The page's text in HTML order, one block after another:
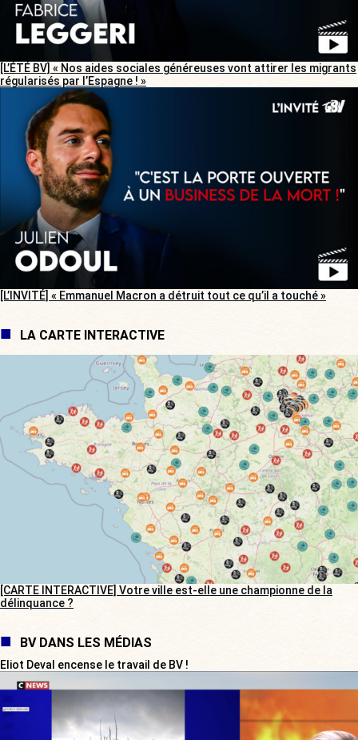
[L’ÉTÉ BV] « Nos aides sociales généreuses vont attirer les migrants
régularisés par l’Espagne ! »
[L’INVITÉ] « Emmanuel Macron a détruit tout ce qu’il a touché »
LA CARTE INTERACTIVE
[CARTE INTERACTIVE] Votre ville est-elle une championne de la
délinquance ?
BV DANS LES MÉDIAS
Eliot Deval encense le travail de BV !